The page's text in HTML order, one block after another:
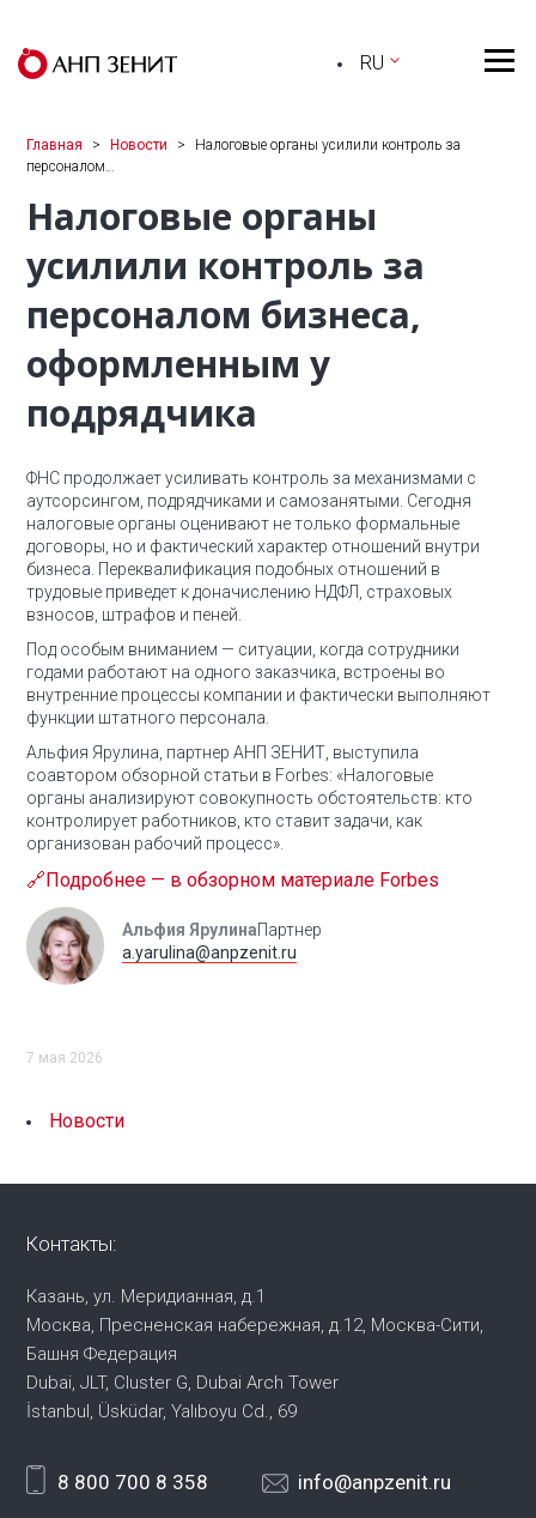
RU
Главная Новости
Налоговые органы усилили контроль за
персоналом…
Налоговые органы
усилили контроль за
персоналом бизнеса,
оформленным у
подрядчика
ФНС продолжает усиливать контроль за механизмами с
аутсорсингом, подрядчиками и самозанятыми. Сегодня
налоговые органы оценивают не только формальные
договоры, но и фактический характер отношений внутри
бизнеса. Переквалификация подобных отношений в
трудовые приведет к доначислению НДФЛ, страховых
взносов, штрафов и пеней.
Под особым вниманием — ситуации, когда сотрудники
годами работают на одного заказчика, встроены во
внутренние процессы компании и фактически выполняют
функции штатного персонала.
Альфия Ярулина, партнер АНП ЗЕНИТ, выступила
соавтором обзорной статьи в Forbes: «Налоговые
органы анализируют совокупность обстоятельств: кто
контролирует работников, кто ставит задачи, как
организован рабочий процесс».
🔗Подробнее — в обзорном материале Forbes
Альфия ЯрулинаПартнер
a.yarulina@anpzenit.ru
7 мая 2026
Новости
Контакты:
Казань, ул. Меридианная, д.1
Москва, Пресненская набережная, д.12, Москва-Сити,
Башня Федерация
Dubai, JLT, Cluster G, Dubai Arch Tower
İstanbul, Üsküdar, Yalıboyu Cd., 69
8 800 700 8 358 info@anpzenit.ru